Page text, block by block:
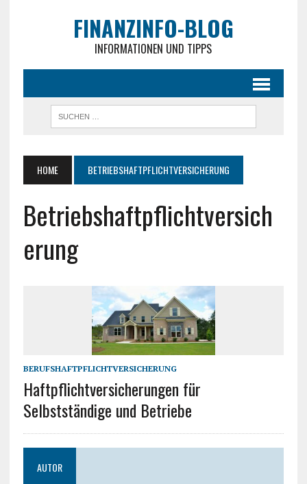
FINANZINFO-BLOG
INFORMATIONEN UND TIPPS
HOME BETRIEBSHAFTPFLICHTVERSICHERUNG
Betriebshaftpflichtversich
erung
BERUFSHAFTPFLICHTVERSICHERUNG
Haftpflichtversicherungen für
Selbstständige und Betriebe
AUTOR